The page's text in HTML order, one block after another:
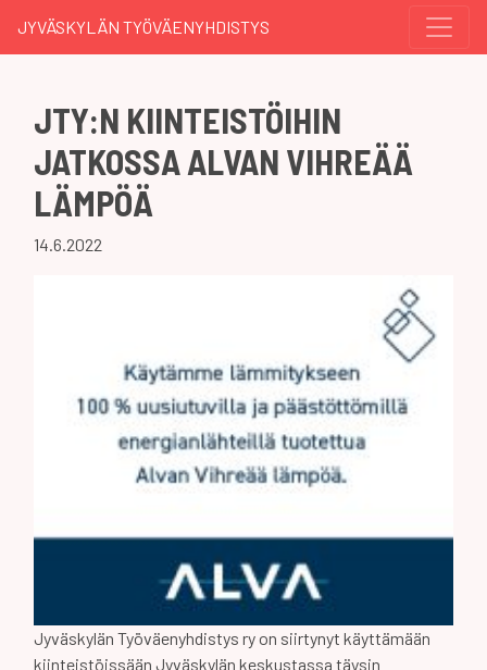
JYVÄSKYLÄN TYÖVÄENYHDISTYS
JTY:N KIINTEISTÖIHIN
JATKOSSA ALVAN VIHREÄÄ
LÄMPÖÄ
14.6.2022
Jyväskylän Työväenyhdistys ry on siirtynyt käyttämään
kiinteistöissään Jyväskylän keskustassa täysin